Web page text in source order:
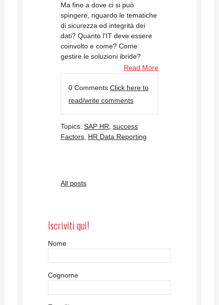
Ma fino a dove ci si può
spingere, riguardo le tematiche
di sicurezza ed integrità dei
dati? Quanto l'IT deve essere
coinvolto e come? Come
gestire le soluzioni ibride?
Read More
0 Comments Click here to
read/write comments
Topics: SAP HR success
Factors HR Data Reporting
All posts
Iscriviti qui!
Nome
Cognome